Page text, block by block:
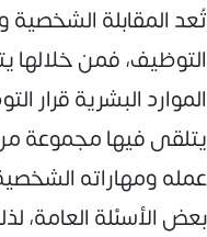
تُعد المقابلة
التوظيف، فمن
الموارد البشرية قرار
يتلقى فيها مجموعة
عمله ومهاراته
بعض الأسئلة